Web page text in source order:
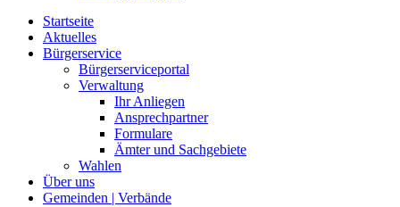
Startseite
Aktuelles
Bürgerservice
Bürgerserviceportal
Verwaltung
Ihr Anliegen
Ansprechpartner
Formulare
Ämter und Sachgebiete
Wahlen
Über uns
Gemeinden | Verbände